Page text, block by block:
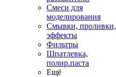
Смеси для
моделирования
Смывки, проливки,
эффекты
Фильтры
Шпатлевка,
полир.паста
Ещё